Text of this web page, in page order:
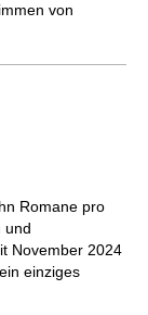
von
Romane pro
und
November 2024
einziges